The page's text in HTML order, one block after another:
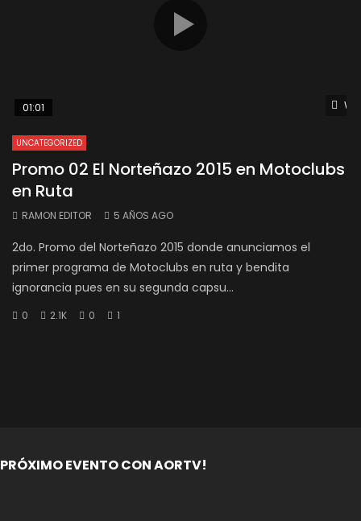
01:01
UNCATEGORIZED
Promo 02 El Norteñazo 2015 en Motoclubs
en Ruta
RAMON EDITOR 5 AÑOS AGO
2do. Promo del Norteñazo 2015 donde anunciamos el
primer programa de Motoclubs en ruta y bendita
ignorancia pues en su segunda capsu...
0 2.1K 0 1
PRÓXIMO EVENTO CON AORTV!